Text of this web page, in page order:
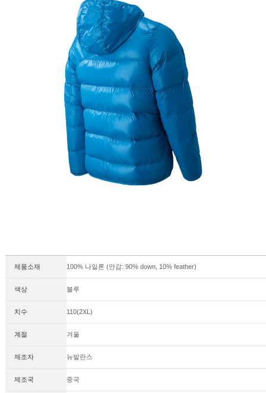
제품소재 100% 나일론 (안감: 90% down, 10% feather)
색상 블루
치수 110(2XL)
계절 겨울
제조자 뉴발란스
제조국 중국